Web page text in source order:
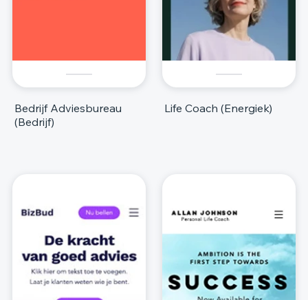
Bedrijf Adviesbureau
(Bedrijf)
Life Coach (Energiek)